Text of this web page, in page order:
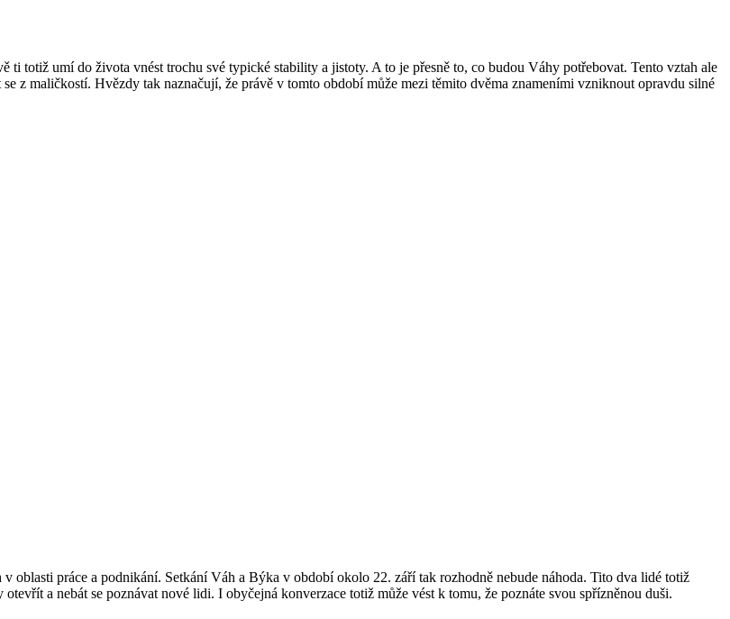
totiž umí do života vnést trochu své typické stability a jistoty. A to je přesně to, co budou Váhy potřebovat. Tento vztah ale
z maličkostí. Hvězdy tak naznačují, že právě v tomto období může mezi těmito dvěma znameními vzniknout opravdu silné
oblasti práce a podnikání. Setkání Váh a Býka v období okolo 22. září tak rozhodně nebude náhoda. Tito dva lidé totiž
a nebát se poznávat nové lidi. I obyčejná konverzace totiž může vést k tomu, že poznáte svou spřízněnou duši.